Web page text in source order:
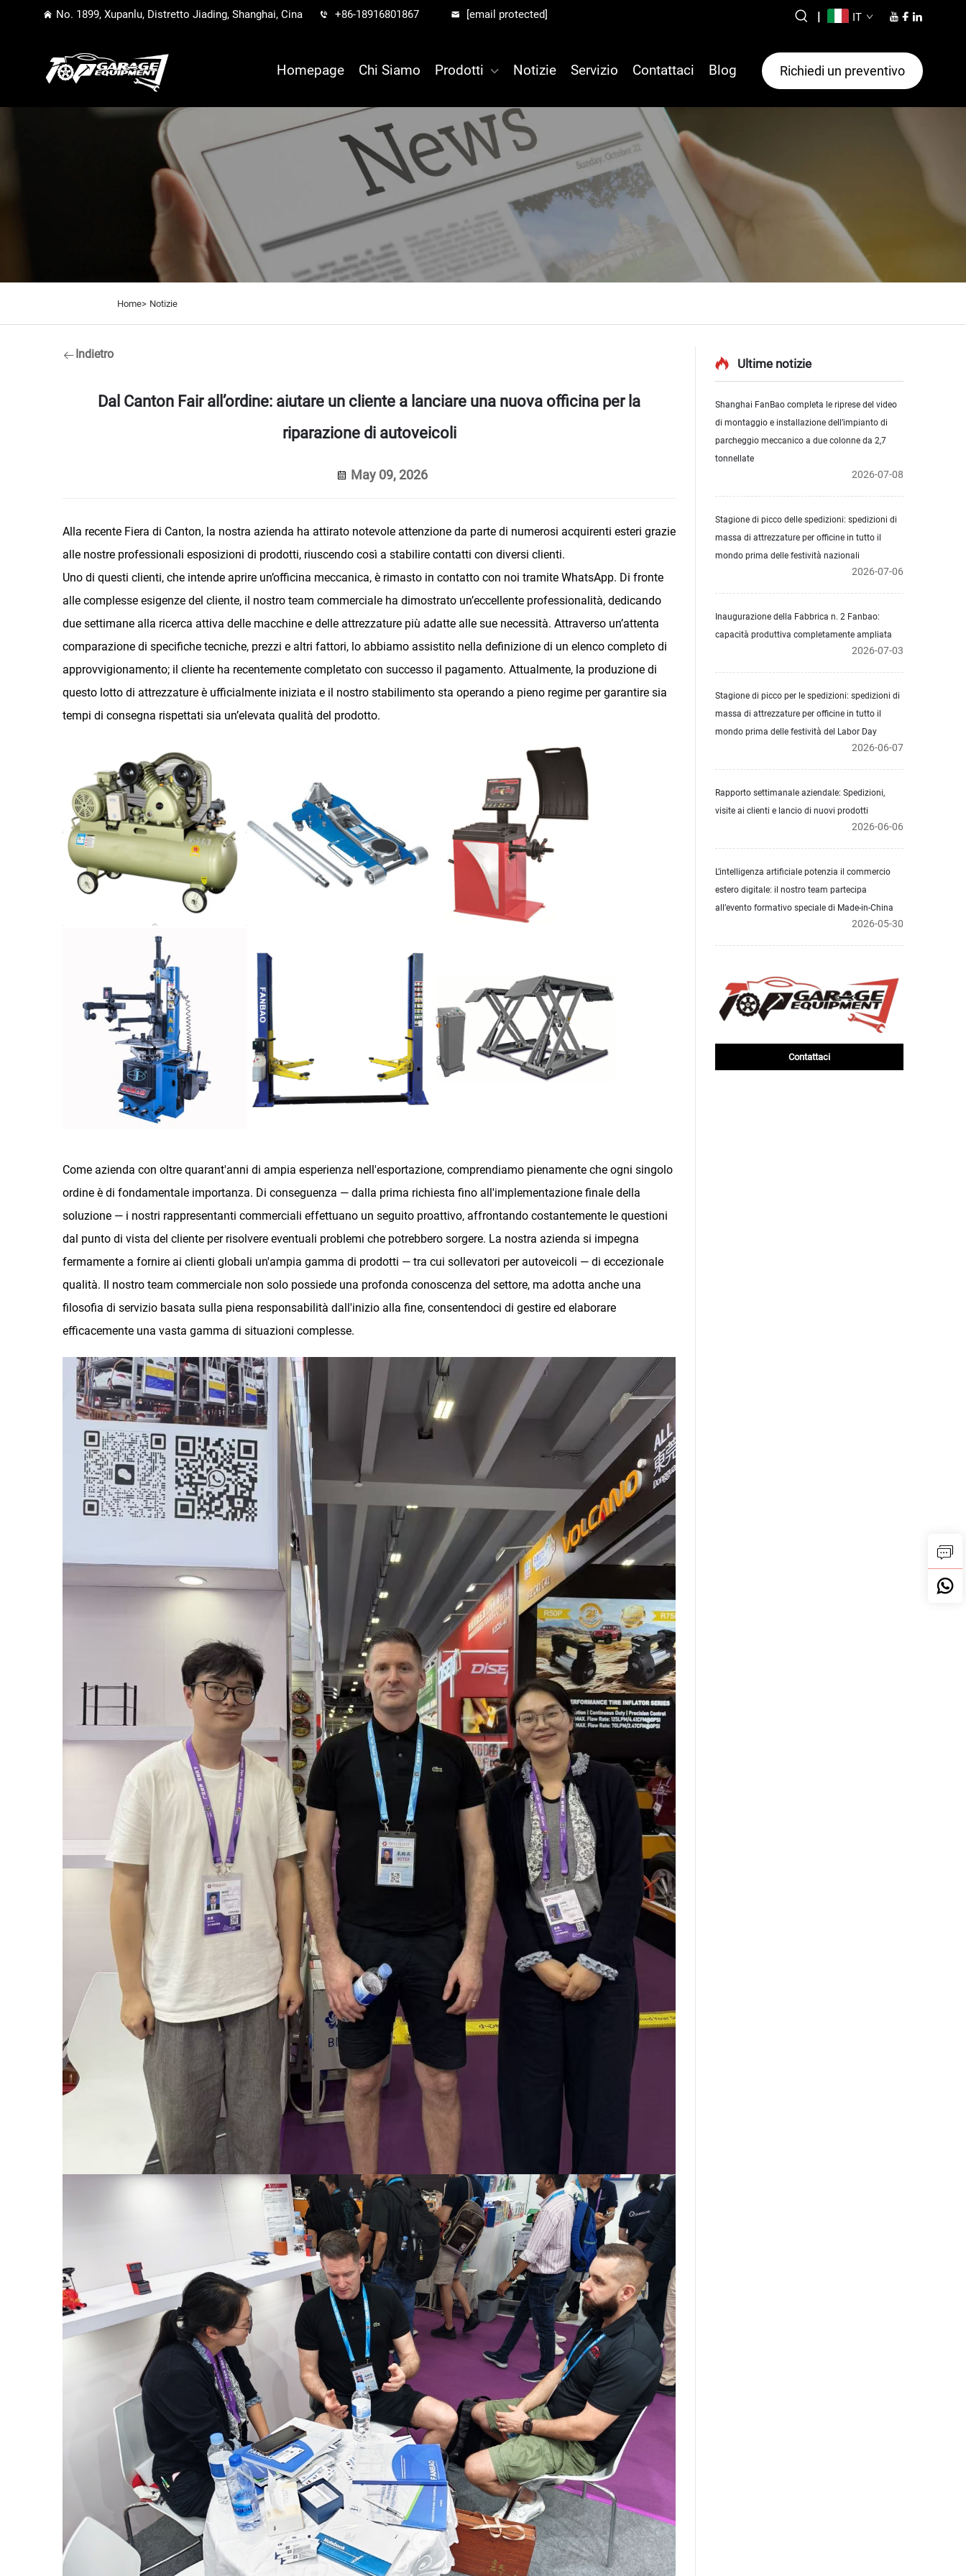
No. 1899, Xupanlu, Distretto Jiading, Shanghai, Cina +86-18916801867 [email protected] | IT
Homepage Chi Siamo Prodotti Notizie Servizio Contattaci Blog Richiedi un preventivo
Home> Notizie
Indietro
Dal Canton Fair all’ordine: aiutare un cliente a lanciare una nuova officina per la
riparazione di autoveicoli
May 09, 2026
Alla recente Fiera di Canton, la nostra azienda ha attirato notevole attenzione da parte di numerosi acquirenti esteri grazie
alle nostre professionali esposizioni di prodotti, riuscendo così a stabilire contatti con diversi clienti.
Uno di questi clienti, che intende aprire un’officina meccanica, è rimasto in contatto con noi tramite WhatsApp. Di fronte
alle complesse esigenze del cliente, il nostro team commerciale ha dimostrato un’eccellente professionalità, dedicando
due settimane alla ricerca attiva delle macchine e delle attrezzature più adatte alle sue necessità. Attraverso un’attenta
comparazione di specifiche tecniche, prezzi e altri fattori, lo abbiamo assistito nella definizione di un elenco completo di
approvvigionamento; il cliente ha recentemente completato con successo il pagamento. Attualmente, la produzione di
questo lotto di attrezzature è ufficialmente iniziata e il nostro stabilimento sta operando a pieno regime per garantire sia
tempi di consegna rispettati sia un’elevata qualità del prodotto.
Come azienda con oltre quarant'anni di ampia esperienza nell'esportazione, comprendiamo pienamente che ogni singolo
ordine è di fondamentale importanza. Di conseguenza — dalla prima richiesta fino all'implementazione finale della
soluzione — i nostri rappresentanti commerciali effettuano un seguito proattivo, affrontando costantemente le questioni
dal punto di vista del cliente per risolvere eventuali problemi che potrebbero sorgere. La nostra azienda si impegna
fermamente a fornire ai clienti globali un'ampia gamma di prodotti — tra cui sollevatori per autoveicoli — di eccezionale
qualità. Il nostro team commerciale non solo possiede una profonda conoscenza del settore, ma adotta anche una
filosofia di servizio basata sulla piena responsabilità dall'inizio alla fine, consentendoci di gestire ed elaborare
efficacemente una vasta gamma di situazioni complesse.
Ultime notizie
Shanghai FanBao completa le riprese del video
di montaggio e installazione dell’impianto di
parcheggio meccanico a due colonne da 2,7
tonnellate
2026-07-08
Stagione di picco delle spedizioni: spedizioni di
massa di attrezzature per officine in tutto il
mondo prima delle festività nazionali
2026-07-06
Inaugurazione della Fabbrica n. 2 Fanbao:
capacità produttiva completamente ampliata
2026-07-03
Stagione di picco per le spedizioni: spedizioni di
massa di attrezzature per officine in tutto il
mondo prima delle festività del Labor Day
2026-06-07
Rapporto settimanale aziendale: Spedizioni,
visite ai clienti e lancio di nuovi prodotti
2026-06-06
L’intelligenza artificiale potenzia il commercio
estero digitale: il nostro team partecipa
all’evento formativo speciale di Made-in-China
2026-05-30
Contattaci